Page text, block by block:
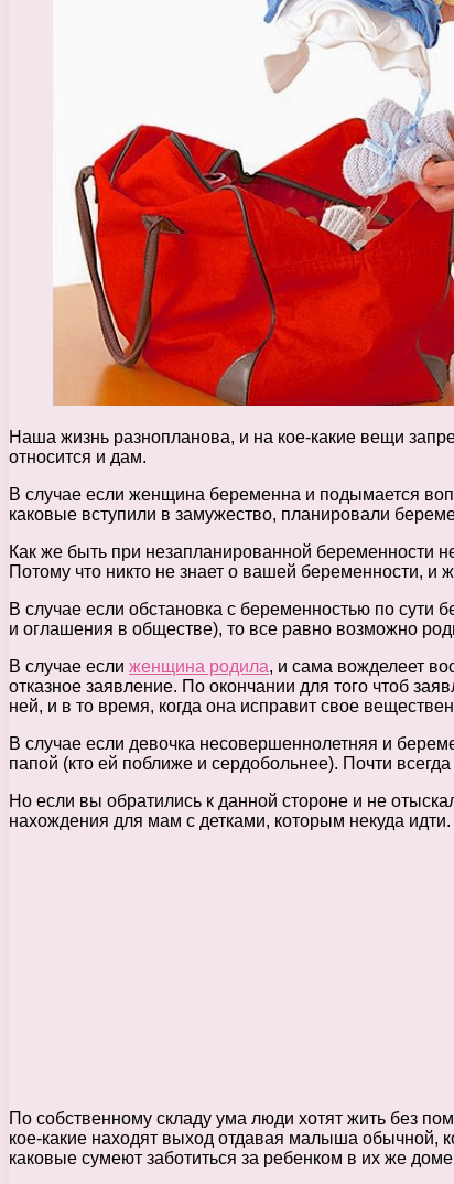
Наша жизнь разнопланова, и на кое-какие вещи
относится и дам.
В случае если женщина беременна и подымается
каковые вступили в замужество, планировали
Как же быть при незапланированной беременности
Потому что никто не знает о вашей беременности, и
В случае если обстановка с беременностью по сути
и оглашения в обществе), то все равно возможно
В случае если женщина родила, и сама вожделеет
отказное заявление. По окончании для того чтоб
ней, и в то время, когда она исправит свое
В случае если девочка несовершеннолетняя и
папой (кто ей поближе и сердобольнее). Почти
Но если вы обратились к данной стороне и не
нахождения для мам с детками, которым некуда
По собственному складу ума люди хотят жить без
кое-какие находят выход отдавая малыша обычной,
каковые сумеют заботиться за ребенком в их же